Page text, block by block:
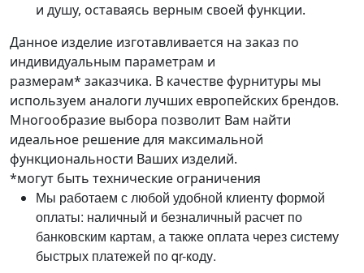
и душу, оставаясь верным своей функции.
Данное изделие изготавливается на заказ по
индивидуальным параметрам и
размерам* заказчика. В качестве фурнитуры мы
используем аналоги лучших европейских брендов.
Многообразие выбора позволит Вам найти
идеальное решение для максимальной
функциональности Ваших изделий.
*могут быть технические ограничения
Мы работаем с любой удобной клиенту формой
оплаты: наличный и безналичный расчет по
банковским картам, а также оплата через систему
быстрых платежей по qr-коду.